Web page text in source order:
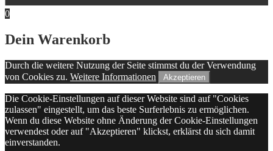
0
Dein Warenkorb
Durch die weitere Nutzung der Seite stimmst du der Verwendung
von Cookies zu. Weitere Informationen Akzeptieren
Die Cookie-Einstellungen auf dieser Website sind auf "Cookies
zulassen" eingestellt, um das beste Surferlebnis zu ermöglichen.
Wenn du diese Website ohne Änderung der Cookie-Einstellungen
verwendest oder auf "Akzeptieren" klickst, erklärst du sich damit
einverstanden.